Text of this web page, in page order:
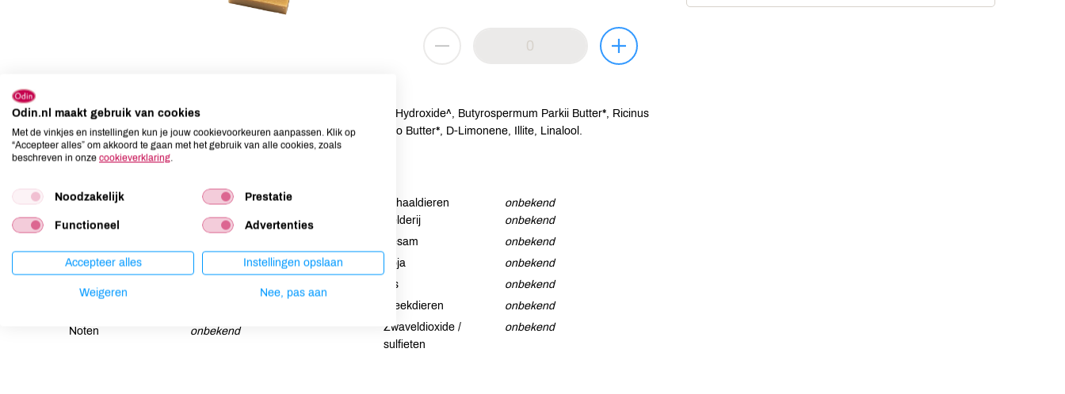
Cocos Nucifera Oil*, Helianthus Annuus Seed Oil*, Aqua, Sodium Hydroxide^, Butyrospermum Parkii Butter*, Ricinus
Communis Seed Oil*, Olea Europaea Fruit Oil*, Theobroma Cacao Butter*, D-Limonene, Illite, Linalool.
Aardnoten
onbekend
Ei
onbekend
Lactose
Lupine
Noten
onbekend
Schaaldieren
onbekend
Selderij
onbekend
Sesam
onbekend
Soja
onbekend
Vis
onbekend
Weekdieren
onbekend
Zwaveldioxide /
sulfieten
onbekend
Odin.nl maakt gebruik van cookies
Met de vinkjes en instellingen kun je jouw cookievoorkeuren aanpassen. Klik op
“Accepteer alles” om akkoord te gaan met het gebruik van alle cookies, zoals
beschreven in onze cookieverklaring.
Noodzakelijk Prestatie
Functioneel Advertenties
Accepteer alles Instellingen opslaan
Weigeren Nee, pas aan